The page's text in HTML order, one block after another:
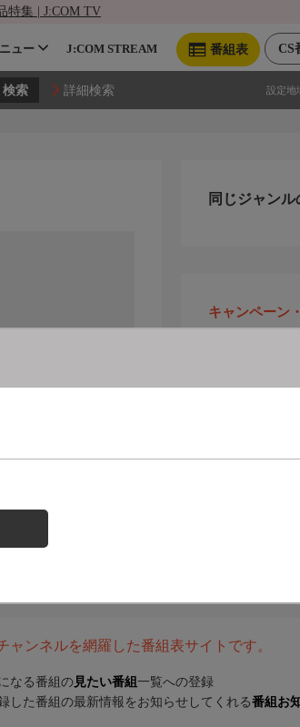
特集 | J:COM TV
CS
番組表
ュー J:COM STREAM
詳細検索 設定地
同じジャンル
キャンペーン
ンネルを網羅した番組表サイトです。
なる番組の 見たい番組 一覧への登録
した番組の最新情報をお知らせしてくれる番組お